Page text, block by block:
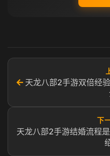
← 天龙八部2手游双倍经
下
天龙八部2手游结婚流程